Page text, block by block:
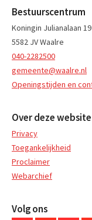
Bestuurscentrum
Koningin Julianalaan 19
5582 JV Waalre
040-2282500
gemeente@waalre.nl
Openingstijden en
Over deze website
Privacy
Toegankelijkheid
Proclaimer
Webarchief
Volg ons